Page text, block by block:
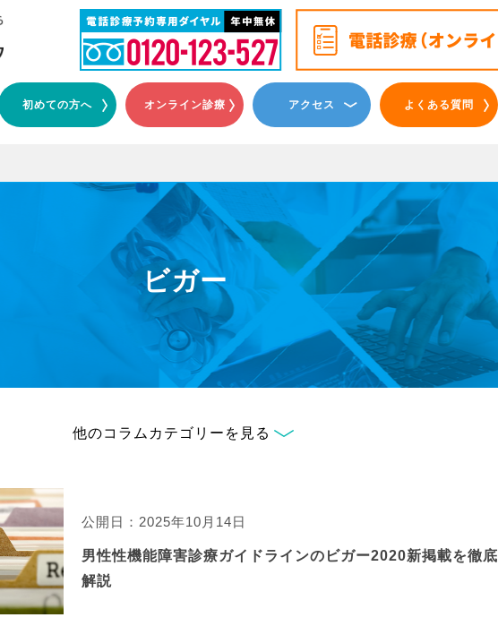
初めての方へ オンライン診療 アクセス よくある質問
ビガー
他のコラムカテゴリーを見る
公開日：2025年10月14日
男性性機能障害診療ガイドラインのビガー2020新掲載を徹底
解説